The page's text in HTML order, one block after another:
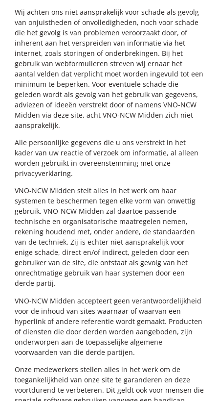
Wij achten ons niet aansprakelijk voor schade als gevolg
van onjuistheden of onvolledigheden, noch voor schade
die het gevolg is van problemen veroorzaakt door, of
inherent aan het verspreiden van informatie via het
internet, zoals storingen of onderbrekingen. Bij het
gebruik van webformulieren streven wij ernaar het
aantal velden dat verplicht moet worden ingevuld tot een
minimum te beperken. Voor eventuele schade die
geleden wordt als gevolg van het gebruik van gegevens,
adviezen of ideeën verstrekt door of namens VNO-NCW
Midden via deze site, acht VNO-NCW Midden zich niet
aansprakelijk.
Alle persoonlijke gegevens die u ons verstrekt in het
kader van uw reactie of verzoek om informatie, al alleen
worden gebruikt in overeenstemming met onze
privacyverklaring.
VNO-NCW Midden stelt alles in het werk om haar
systemen te beschermen tegen elke vorm van onwettig
gebruik. VNO-NCW Midden zal daartoe passende
technische en organisatorische maatregelen nemen,
rekening houdend met, onder andere, de standaarden
van de techniek. Zij is echter niet aansprakelijk voor
enige schade, direct en/of indirect, geleden door een
gebruiker van de site, die ontstaat als gevolg van het
onrechtmatige gebruik van haar systemen door een
derde partij.
VNO-NCW Midden accepteert geen verantwoordelijkheid
voor de inhoud van sites waarnaar of waarvan een
hyperlink of andere referentie wordt gemaakt. Producten
of diensten die door derden worden aangeboden, zijn
onderworpen aan de toepasselijke algemene
voorwaarden van die derde partijen.
Onze medewerkers stellen alles in het werk om de
toegankelijkheid van onze site te garanderen en deze
voortdurend te verbeteren. Dit geldt ook voor mensen die